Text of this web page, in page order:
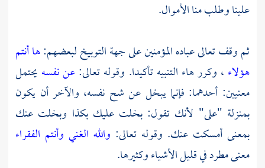
علينا وطلب منا الأموال.
ثم وقف تعالى عباده المؤمنين على جهة التوبيخ لبعضهم:ها أنتم
هؤلاء ، وكرر هاء التنبيه تأكيدا. وقوله تعالى:عن نفسه يحتمل
معنيين: أحدهما: فإنما يبخل عن شح نفسه، والآخر أن يكون
بمنزلة "على" لأنك تقول: بخلت عليك بكذا وبخلت عنك
بمعنى أمسكت عنك. وقوله تعالى: والله الغني وأنتم الفقراء
معنى مطرد في قليل الأشياء وكثيرها.